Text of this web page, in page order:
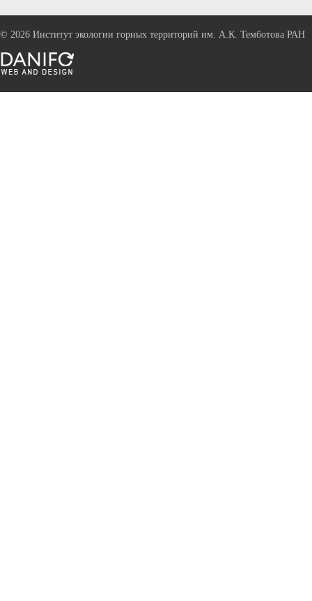
© 2026 Институт экологии горных территорий им. А.К. Темботова РАН